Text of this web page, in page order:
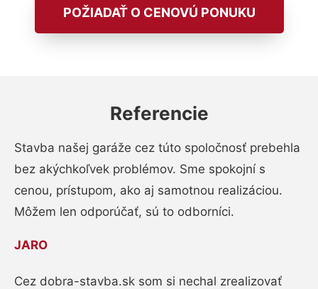
POŽIADAŤ O CENOVÚ PONUKU
Referencie
Stavba našej garáže cez túto spoločnosť prebehla
bez akýchkoľvek problémov. Sme spokojní s
cenou, prístupom, ako aj samotnou realizáciou.
Môžem len odporúčať, sú to odborníci.
JARO
Cez dobra-stavba.sk som si nechal zrealizovať